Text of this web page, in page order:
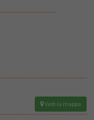
Vedi la mappa